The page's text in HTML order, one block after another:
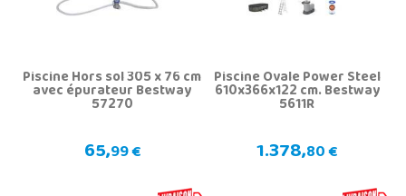
Piscine Hors sol 305 x 76 cm
avec épurateur Bestway
57270
65,99 €
Piscine Ovale Power Steel
610x366x122 cm. Bestway
5611R
1.378,80 €